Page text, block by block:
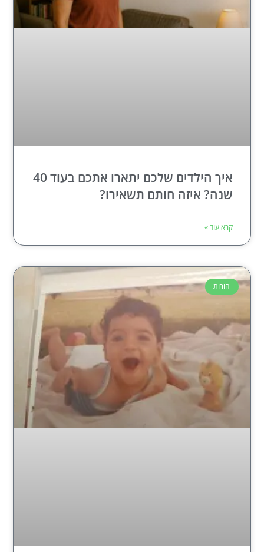
איך הילדים שלכם יתארו אתכם בעוד 40
שנה? איזה חותם תשאירו?
קרא עוד »
הורות